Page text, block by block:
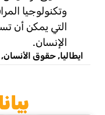
وتكنولوجیا
التي یمكن أن
الإنسان.
ايطاليا, حقوق الأنسان,